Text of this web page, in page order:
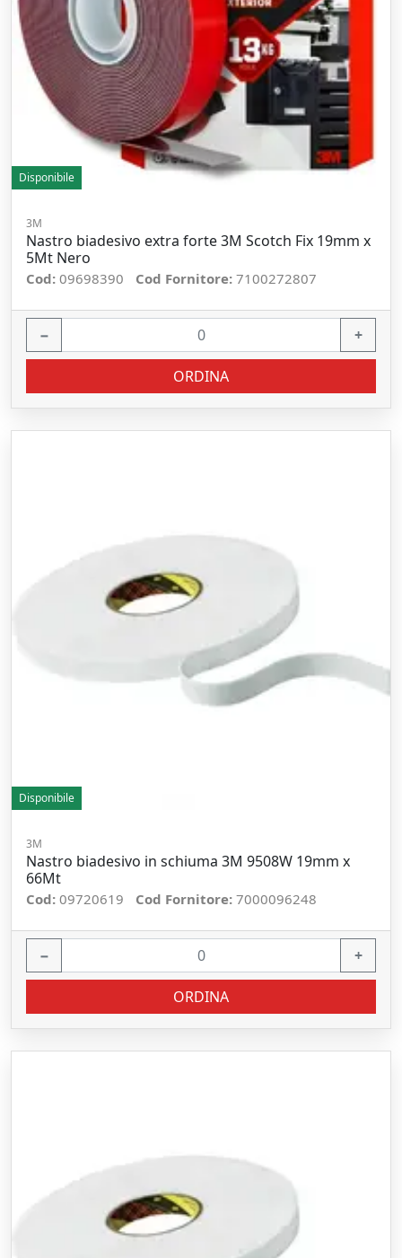
Disponibile
3M
Nastro biadesivo extra forte 3M Scotch Fix 19mm x
5Mt Nero
Cod: 09698390 Cod Fornitore: 7100272807
− +
ORDINA
Disponibile
3M
Nastro biadesivo in schiuma 3M 9508W 19mm x
66Mt
Cod: 09720619 Cod Fornitore: 7000096248
− +
ORDINA